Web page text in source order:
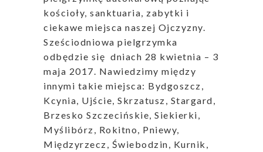
kościoły, sanktuaria, zabytki i
ciekawe miejsca naszej Ojczyzny.
Sześciodniowa pielgrzymka
odbędzie się dniach 28 kwietnia – 3
maja 2017. Nawiedzimy między
innymi takie miejsca: Bydgoszcz,
Kcynia, Ujście, Skrzatusz, Stargard,
Brzesko Szczecińskie, Siekierki,
Myślibórz, Rokitno, Pniewy,
Międzyrzecz, Świebodzin, Kurnik,